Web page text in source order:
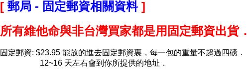
[ 郵局 - 固定郵資相關資料]
所有維他命與非台灣買家都是用固定郵資出貨．
固定郵資: $23.95 能放的進去固定郵資裏，每一包的重量不超過四磅．
12~16 天左右會到你所提供的地址．